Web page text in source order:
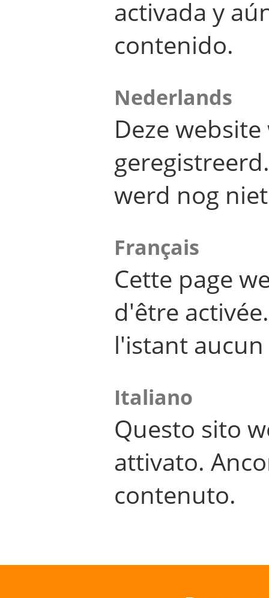
activada y
contenido.
Nederlands
Deze
werd nog
Français
Cette page
d'être
l'istant
Italiano
Questo sito
attivato.
contenuto.